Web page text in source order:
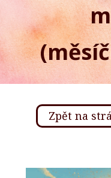
Zpět na